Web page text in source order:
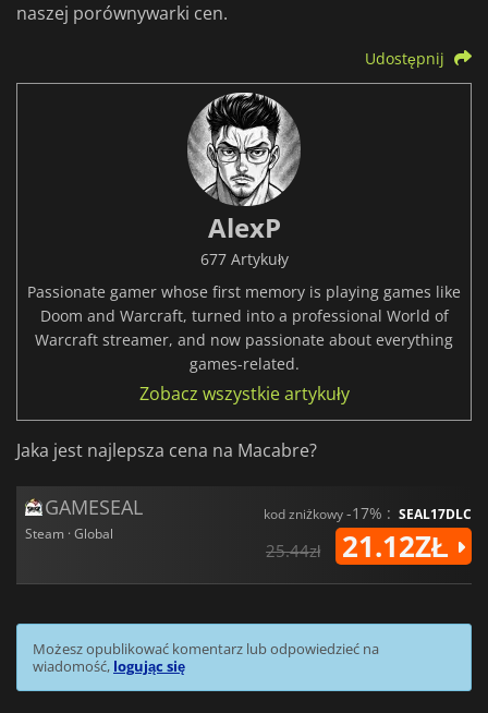
naszej porównywarki cen.
Udostępnij
AlexP
677 Artykuły
Passionate gamer whose first memory is playing games like
Doom and Warcraft, turned into a professional World of
Warcraft streamer, and now passionate about everything
games-related.
Zobacz wszystkie artykuły
Jaka jest najlepsza cena na Macabre?
GAMESEAL
Steam · Global
kod zniżkowy-17% : SEAL17DLC
25.44zł 21.12ZŁ
Możesz opublikować komentarz lub odpowiedzieć na
wiadomość, logując się